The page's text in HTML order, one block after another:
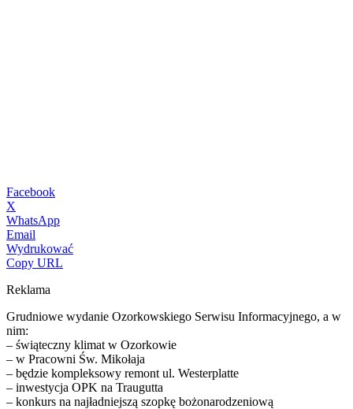
Facebook
X
WhatsApp
Email
Wydrukować
Copy URL
Reklama
Grudniowe wydanie Ozorkowskiego Serwisu Informacyjnego, a w
nim:
– świąteczny klimat w Ozorkowie
– w Pracowni Św. Mikołaja
– będzie kompleksowy remont ul. Westerplatte
– inwestycja OPK na Traugutta
– konkurs na najładniejszą szopkę bożonarodzeniową